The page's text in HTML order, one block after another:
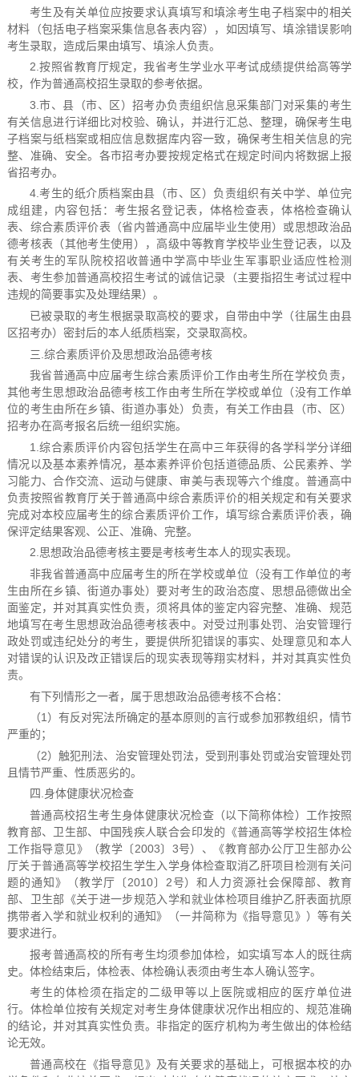
考生及有关单位应按要求认真填写和填涂考生电子档案中的相关
材料（包括电子档案采集信息各表内容），如因填写、填涂错误影响
考生录取，造成后果由填写、填涂人负责。
2.按照省教育厅规定，我省考生学业水平考试成绩提供给高等学
校，作为普通高校招生录取的参考依据。
3.市、县（市、区）招考办负责组织信息采集部门对采集的考生
有关信息进行详细比对校验、确认，并进行汇总、整理，确保考生电
子档案与纸档案或相应信息数据库内容一致，确保考生相关信息的完
整、准确、安全。各市招考办要按规定格式在规定时间内将数据上报
省招考办。
4.考生的纸介质档案由县（市、区）负责组织有关中学、单位完
成组建，内容包括：考生报名登记表，体格检查表，体格检查确认
表、综合素质评价表（省内普通高中应届毕业生使用）或思想政治品
德考核表（其他考生使用），高级中等教育学校毕业生登记表，以及
有关考生的军队院校招收普通中学高中毕业生军事职业适应性检测
表、考生参加普通高校招生考试的诚信记录（主要指招生考试过程中
违规的简要事实及处理结果）。
已被录取的考生根据录取高校的要求，自带由中学（往届生由县
区招考办）密封后的本人纸质档案，交录取高校。
三.综合素质评价及思想政治品德考核
我省普通高中应届考生综合素质评价工作由考生所在学校负责，
其他考生思想政治品德考核工作由考生所在学校或单位（没有工作单
位的考生由所在乡镇、街道办事处）负责，有关工作由县（市、区）
招考办在高考报名后统一组织实施。
1.综合素质评价内容包括学生在高中三年获得的各学科学分详细
情况以及基本素养情况，基本素养评价包括道德品质、公民素养、学
习能力、合作交流、运动与健康、审美与表现等六个维度。普通高中
负责按照省教育厅关于普通高中综合素质评价的相关规定和有关要求
完成对本校应届考生的综合素质评价工作，填写综合素质评价表，确
保评定结果客观、公正、准确、完整。
2.思想政治品德考核主要是考核考生本人的现实表现。
非我省普通高中应届考生的所在学校或单位（没有工作单位的考
生由所在乡镇、街道办事处）要对考生的政治态度、思想品德做出全
面鉴定，并对其真实性负责，须将具体的鉴定内容完整、准确、规范
地填写在考生思想政治品德考核表中。对受过刑事处罚、治安管理行
政处罚或违纪处分的考生，要提供所犯错误的事实、处理意见和本人
对错误的认识及改正错误后的现实表现等翔实材料，并对其真实性负
责。
有下列情形之一者，属于思想政治品德考核不合格：
（1）有反对宪法所确定的基本原则的言行或参加邪教组织，情节
严重的；
（2）触犯刑法、治安管理处罚法，受到刑事处罚或治安管理处罚
且情节严重、性质恶劣的。
四.身体健康状况检查
普通高校招生考生身体健康状况检查（以下简称体检）工作按照
教育部、卫生部、中国残疾人联合会印发的《普通高等学校招生体检
工作指导意见》（教学〔2003〕3号）、《教育部办公厅卫生部办公
厅关于普通高等学校招生学生入学身体检查取消乙肝项目检测有关问
题的通知》（教学厅〔2010〕2号）和人力资源社会保障部、教育
部、卫生部《关于进一步规范入学和就业体检项目维护乙肝表面抗原
携带者入学和就业权利的通知》（一并简称为《指导意见》）等有关
要求进行。
报考普通高校的所有考生均须参加体检，如实填写本人的既往病
史。体检结束后，体检表、体检确认表须由考生本人确认签字。
考生的体检须在指定的二级甲等以上医院或相应的医疗单位进
行。体检单位按有关规定对考生身体健康状况作出相应的、规范准确
的结论，并对其真实性负责。非指定的医疗机构为考生做出的体检结
论无效。
普通高校在《指导意见》及有关要求的基础上，可根据本校的办